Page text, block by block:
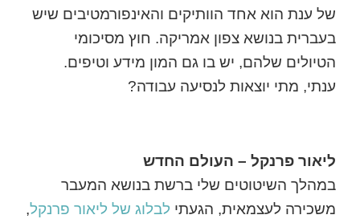
של ענת הוא אחד הוותיקים והאינפורמטיבים שיש
בעברית בנושא צפון אמריקה. חוץ מסיכומי
הטיולים שלהם, יש בו גם המון מידע וטיפים.
ענתי, מתי יוצאות לנסיעה עבודה?
ליאור פרנקל – העולם החדש
במהלך השיטוטים שלי ברשת בנושא המעבר
משכירה לעצמאית, הגעתי לבלוג של ליאור פרנקל,